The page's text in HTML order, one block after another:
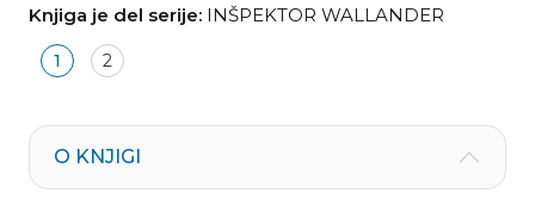
Knjiga je del serije: INŠPEKTOR WALLANDER
1 2
O KNJIGI